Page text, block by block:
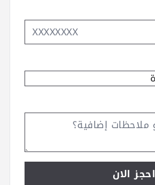
احجز الان